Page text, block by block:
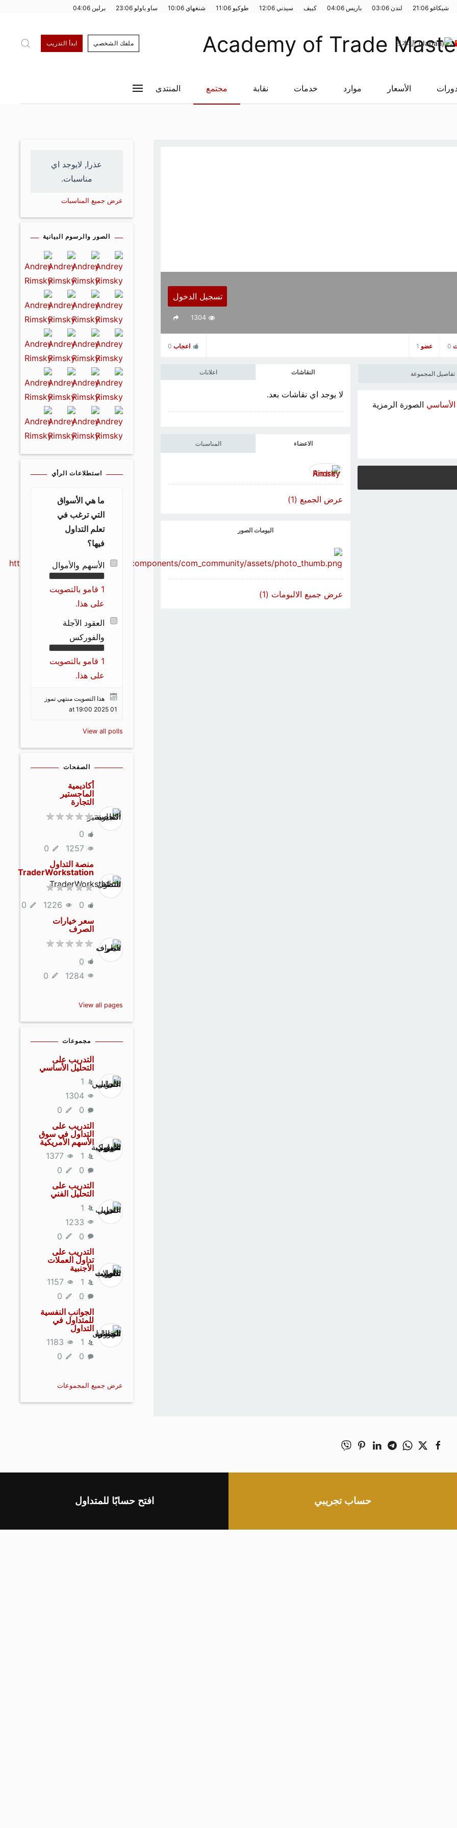
شيكاغو21:06 لندن03:06 باريس04:06 كييف سيدني12:06 طوكيو11:06 شنغهاي10:06 ساو باولو23:06 برلين04:06
ملفك الشخصي ابدأ التدريب
الأسعار موارد خدمات نقابة مجتمع المنتدى
تسجيل الدخول
1304
0 عضو 1 اعجاب 0
النقاشات اعلانات
لا يوجد اي نقاشات بعد.
الاعضاء المناسبات
عرض الجميع (1)
البومات الصور
عرض جميع الالبومات (1)
تفاصيل المجموعة
الأساسي الصورة الرمزية
عذرا, لايوجد اي
مناسبات.
عرض جميع المناسبات
الصور والرسوم البيانية
استطلاعات الرأي
ما هي الأسواق
التي ترغب في
تعلم التداول
فيها؟
الأسهم والأموال
1 قامو بالتصويت
على هذا.
العقود الآجلة
والفوركس
1 قامو بالتصويت
على هذا.
هذا التصويت منتهي تموز
01 2025 at 19:00
View all polls
الصفحات
أكاديمية
الماجستير
التجارة
منصة التداول
TraderWorkstation
سعر خيارات
الصرف
View all pages
مجموعات
التدريب على
التحليل الأساسي
التدريب على
التداول في سوق
الأسهم الأمريكية
التدريب على
التحليل الفني
التدريب على
تداول العملات
الأجنبية
الجوانب النفسية
للمتداول في
التداول
عرض جميع المجموعات
حساب تجريبي افتح حسابًا للمتداول